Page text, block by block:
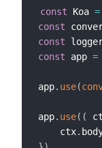
const Koa =
const
const
const app =
app. use(
app. use( (
    ctx
.